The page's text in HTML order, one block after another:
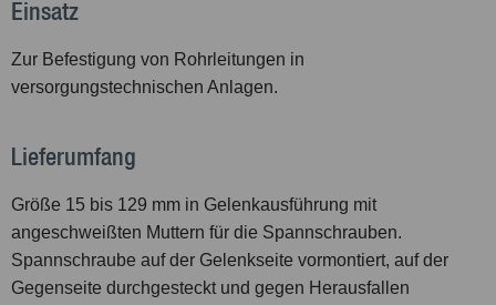
Einsatz
Zur Befestigung von Rohrleitungen in
versorgungstechnischen Anlagen.
Lieferumfang
Größe 15 bis 129 mm in Gelenkausführung mit
angeschweißten Muttern für die Spannschrauben.
Spannschraube auf der Gelenkseite vormontiert, auf der
Gegenseite durchgesteckt und gegen Herausfallen